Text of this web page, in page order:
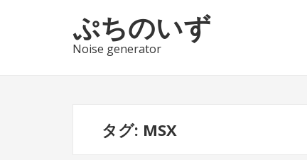
ビ
ゲ
ン
テ
ぷちのいず
Noise generator
タグ: MSX